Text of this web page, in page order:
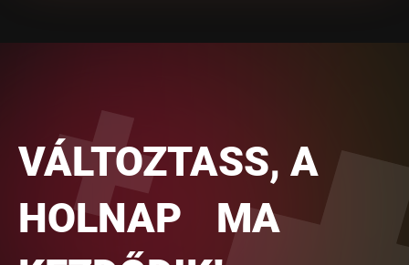
VÁLTOZTASS, A
HOLNAP MA